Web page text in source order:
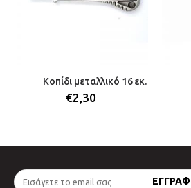
Κοπίδι μεταλλικό 16 εκ.
€2,30